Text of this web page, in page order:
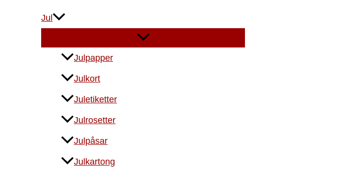
Jul
Julpapper
Julkort
Juletiketter
Julrosetter
Julpåsar
Julkartong